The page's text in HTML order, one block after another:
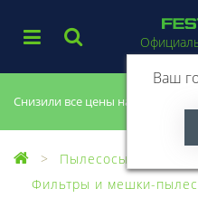
Снизили все цены на 20%, успей
Ваш
Пылесосы
Фильтры и мешки-